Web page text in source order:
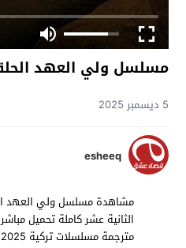
مسلسل ولي العهد الحلقة 12
5 ديسمبر 2025
esheeq
مترجمة مسلسلات تركية 2025 حصرياً على موقع